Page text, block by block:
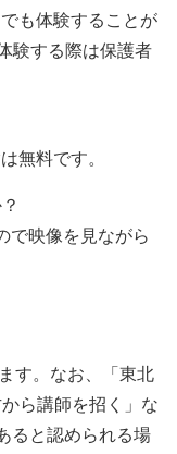
も体験することが
験する際は保護者
無料です。
で映像を見ながら
す。なお、「東北
ら講師を招く」な
ると認められる場